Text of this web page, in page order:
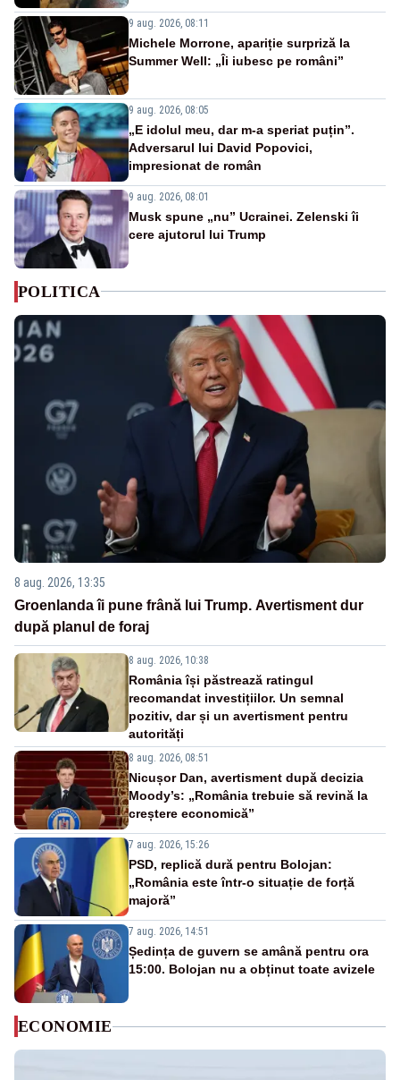
9 aug. 2026, 08:11
Michele Morrone, apariție surpriză la
Summer Well: „Îi iubesc pe români”
9 aug. 2026, 08:05
„E idolul meu, dar m-a speriat puțin”.
Adversarul lui David Popovici,
impresionat de român
9 aug. 2026, 08:01
Musk spune „nu” Ucrainei. Zelenski îi
cere ajutorul lui Trump
POLITICA
8 aug. 2026, 13:35
Groenlanda îi pune frână lui Trump. Avertisment dur
după planul de foraj
8 aug. 2026, 10:38
România își păstrează ratingul
recomandat investițiilor. Un semnal
pozitiv, dar și un avertisment pentru
autorități
8 aug. 2026, 08:51
Nicușor Dan, avertisment după decizia
Moody’s: „România trebuie să revină la
creștere economică”
7 aug. 2026, 15:26
PSD, replică dură pentru Bolojan:
„România este într-o situație de forță
majoră”
7 aug. 2026, 14:51
Ședința de guvern se amână pentru ora
15:00. Bolojan nu a obținut toate avizele
ECONOMIE